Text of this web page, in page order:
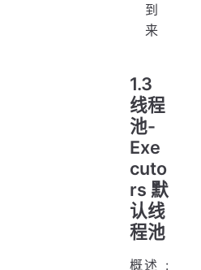
到
来
1.3
线程
池-
Exe
cuto
rs 默
认线
程池
概述 :